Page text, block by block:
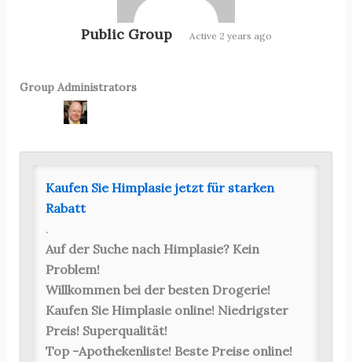
Public Group Active 2 years ago
Group
Group Administrators
Kaufen Sie Himplasie jetzt für starken
Rabatt
.
Auf der Suche nach Himplasie? Kein
Problem!
Willkommen bei der besten Drogerie!
Kaufen Sie Himplasie online! Niedrigster
Preis! Superqualität!
Top -Apothekenliste! Beste Preise online!